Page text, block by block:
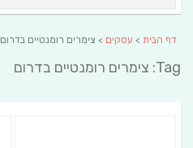
דף הבית > עסקים > צימרים רומנטיים בדרום
Tag: צימרים רומנטיים בדרום